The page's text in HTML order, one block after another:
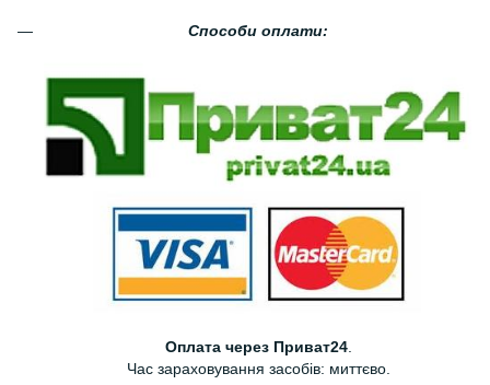
Способи оплати:
Оплата через Приват24.
Час зараховування засобів: миттєво.